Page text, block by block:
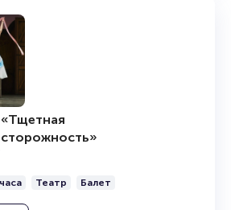
сдать или продать билет
«Тщетная
Театр Балет